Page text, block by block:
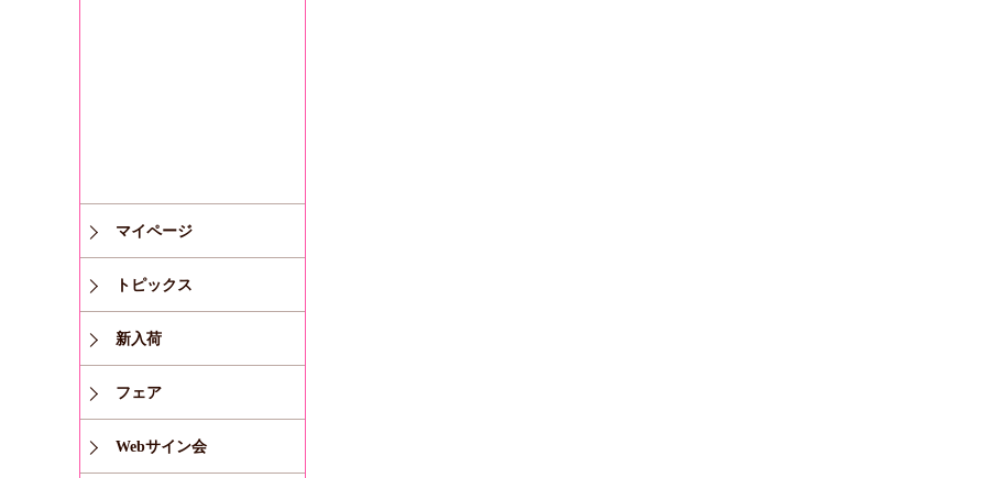
マイページ
トピックス
新入荷
フェア
Webサイン会